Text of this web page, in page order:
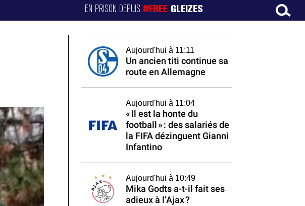
EN PRISON DEPUIS#FREE GLEIZES
Aujourd'hui à 11:11
Un ancien titi continue sa
route en Allemagne
Aujourd'hui à 11:04
« Il est la honte du
football » : des salariés de
la FIFA dézinguent Gianni
Infantino
Aujourd'hui à 10:49
Mika Godts a-t-il fait ses
adieux à l’Ajax ?